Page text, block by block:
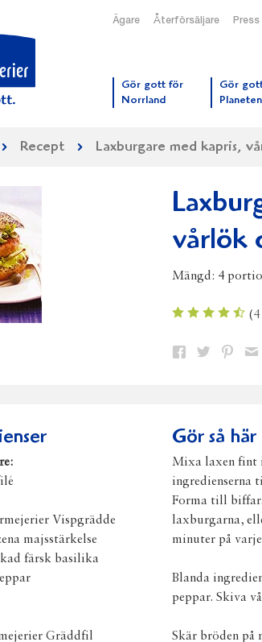
Ägare Återförsäljare Press
Gör gott för
Norrland
Gör
Planeten
Recept Laxburgare med kapris,
vårlök
Mängd: 4
(4
Dela Dela Dela
Vispgrädde
majsstärkelse
färsk basilika
Gräddfil
Gör så här
Mixa laxen fint
ingredienserna
Forma till
laxburgarna,
minuter på
Blanda
peppar. Skiva
Skär bröden på